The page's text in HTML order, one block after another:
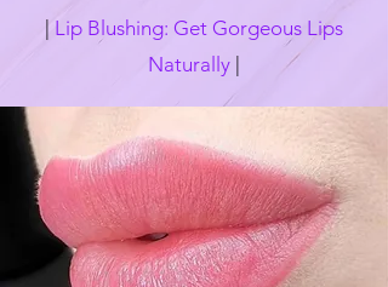
Lip Blushing: Get Gorgeous Lips
Naturally